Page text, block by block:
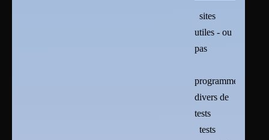
sites
utiles - ou
pas
programmes
divers de
tests
tests